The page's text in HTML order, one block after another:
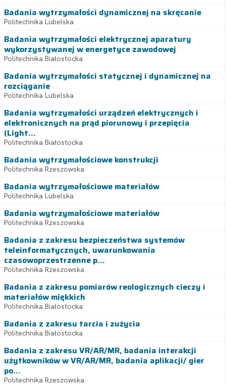
Badania wytrzymałości dynamicznej na skręcanie
Politechnika Lubelska
Badania wytrzymałości elektrycznej aparatury
wykorzystywanej w energetyce zawodowej
Politechnika Białostocka
Badania wytrzymałości statycznej i dynamicznej na
rozciąganie
Politechnika Lubelska
Badania wytrzymałości urządzeń elektrycznych i
elektronicznych na prąd piorunowy i przepięcia
(Light...
Politechnika Białostocka
Badania wytrzymałościowe konstrukcji
Politechnika Rzeszowska
Badania wytrzymałościowe materiałów
Politechnika Lubelska
Badania wytrzymałościowe materiałów
Politechnika Rzeszowska
Badania z zakresu bezpieczeństwa systemów
teleinformatycznych, uwarunkowania
czasowoprzestrzenne p...
Politechnika Rzeszowska
Badania z zakresu pomiarów reologicznych cieczy i
materiałów miękkich
Politechnika Białostocka
Badania z zakresu tarcia i zużycia
Politechnika Białostocka
Badania z zakresu VR/AR/MR, badania interakcji
użytkowników w VR/AR/MR, badania aplikacji/ gier
po...
Politechnika Rzeszowska